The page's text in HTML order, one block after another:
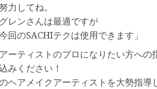
力してね。
レンさんは最適ですが
のSACHIテクは使用できます」
ーティストのプロになりたい方への
みください！
ヘアメイクアーティストを大勢指導